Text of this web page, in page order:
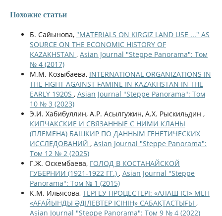
Похожие статьи
Б. Сайынова, "MATERIALS ON KIRGIZ LAND USE ..." AS
SOURCE ON THE ECONOMIC HISTORY OF
KAZAKHSTAN , Asian Journal "Steppe Panorama": Том
№ 4 (2017)
М.М. Козыбаева, INTERNATIONAL ORGANIZATIONS IN
THE FIGHT AGAINST FAMINE IN KAZAKHSTAN IN THE
EARLY 1920S , Asian Journal "Steppe Panorama": Том
10 № 3 (2023)
Э.И. Хабибуллин, А.Р. Асылгужин, А.Х. Рыскильдин ,
КИПЧАКСКИЕ И СВЯЗАННЫЕ С НИМИ КЛАНЫ
(ПЛЕМЕНА) БАШКИР ПО ДАННЫМ ГЕНЕТИЧЕСКИХ
ИССЛЕДОВАНИЙ , Asian Journal "Steppe Panorama":
Том 12 № 2 (2025)
Г.Ж. Оскембаева, ГОЛОД В КОСТАНАЙСКОЙ
ГУБЕРНИИ (1921-1922 ГГ.) , Asian Journal "Steppe
Panorama": Том № 1 (2015)
К.М. Ильясова, ТЕРГЕУ ПРОЦЕСТЕРІ: «АЛАШ ІСІ» МЕН
«АҒАЙЫНДЫ ӘДІЛЕВТЕР ІСІНІҢ» САБАҚТАСТЫҒЫ ,
Asian Journal "Steppe Panorama": Том 9 № 4 (2022)